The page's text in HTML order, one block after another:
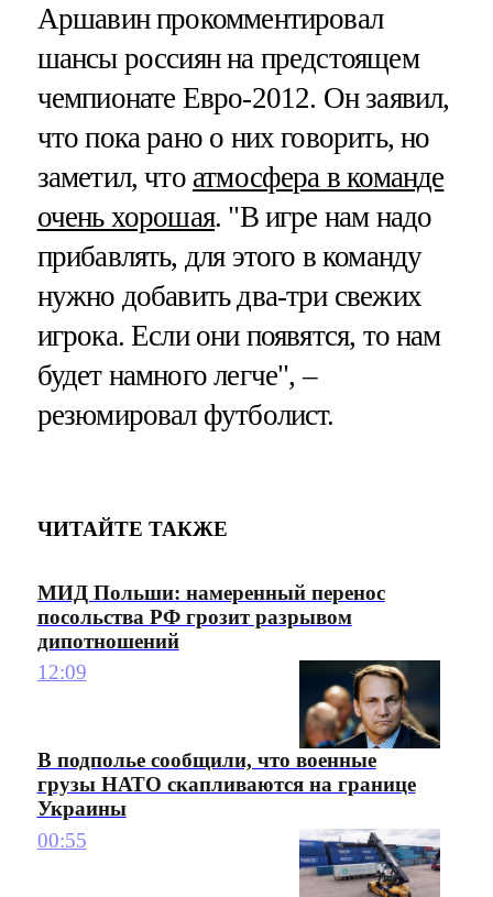
Аршавин прокомментировал
шансы россиян на предстоящем
чемпионате Евро-2012. Он заявил,
что пока рано о них говорить, но
заметил, что атмосфера в команде
очень хорошая. "В игре нам надо
прибавлять, для этого в команду
нужно добавить два-три свежих
игрока. Если они появятся, то нам
будет намного легче", –
резюмировал футболист.
ЧИТАЙТЕ ТАКЖЕ
МИД Польши: намеренный перенос
посольства РФ грозит разрывом
дипотношений
12:09
В подполье сообщили, что военные
грузы НАТО скапливаются на границе
Украины
00:55